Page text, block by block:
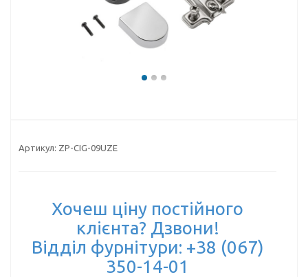
Артикул: ZP-CIG-09UZE
Хочеш ціну постійного
клієнта? Дзвони!
Відділ фурнітури: +38 (067)
350-14-01